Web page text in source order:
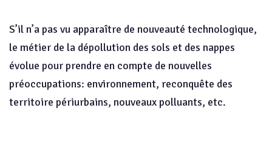
S’il n’a pas vu apparaître de nouveauté technologique,
le métier de la dépollution des sols et des nappes
évolue pour prendre en compte de nouvelles
préoccupations: environnement, reconquête des
territoire périurbains, nouveaux polluants, etc.